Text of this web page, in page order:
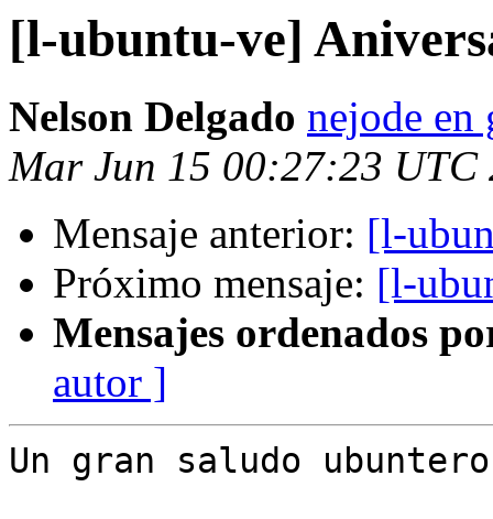
[l-ubuntu-ve]
Nelson Delgado nejode en
Mar Jun 15 00:27:23 UTC
Mensaje anterior: [l-
Próximo mensaje: [l-
Mensajes ordenados
autor ]
Un gran saludo